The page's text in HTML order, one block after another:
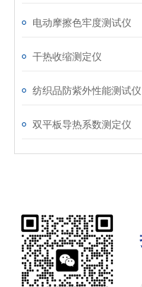
电动摩擦色牢度测试仪
干热收缩测定仪
纺织品防紫外性能测试仪
双平板导热系数测定仪